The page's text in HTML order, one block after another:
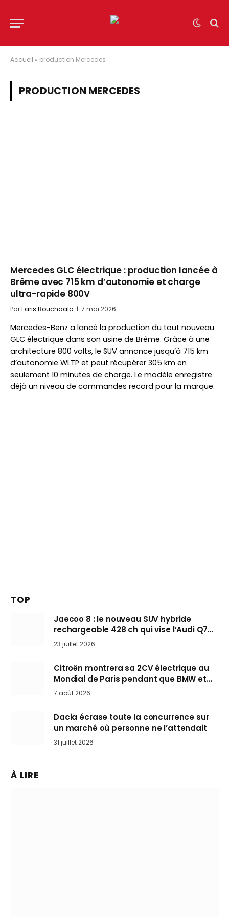
Accueil » production Mercedes
PRODUCTION MERCEDES
Mercedes GLC électrique : production lancée à
Brême avec 715 km d’autonomie et charge
ultra-rapide 800V
ParFaris Bouchaala 7 mai 2026
Mercedes-Benz a lancé la production du tout nouveau
GLC électrique dans son usine de Brême. Grâce à une
architecture 800 volts, le SUV annonce jusqu’à 715 km
d’autonomie WLTP et peut récupérer 305 km en
seulement 10 minutes de charge. Le modèle enregistre
déjà un niveau de commandes record pour la marque.
TOP
Jaecoo 8 : le nouveau SUV hybride
rechargeable 428 ch qui vise l’Audi Q7
arrive en Europe cet automne
23 juillet 2026
Citroën montrera sa 2CV électrique au
Mondial de Paris pendant que BMW et
Mini désertent le salon
7 août 2026
Dacia écrase toute la concurrence sur
un marché où personne ne l’attendait
31 juillet 2026
À LIRE